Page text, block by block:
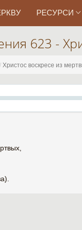
РЕСУРСИ
623 -
Христос воскресе из